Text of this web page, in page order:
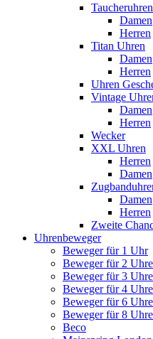
Taucheruhren
Damen
Herren
Titan Uhren
Damen
Herren
Uhren
Vintage
Damen
Herren
Wecker
XXL Uhren
Herren
Damen
Damen
Herren
Zweite
Uhrenbeweger
Beweger für 1 Uhr
Beweger für 2
Beweger für 3
Beweger für 4
Beweger für 6
Beweger für 8
Beco